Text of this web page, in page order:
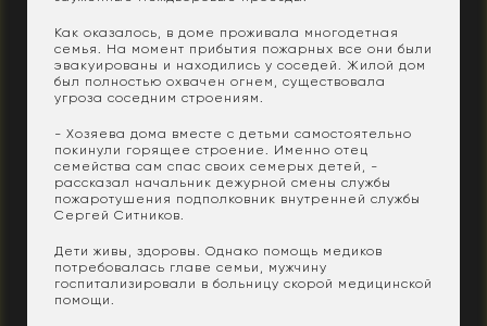
Как оказалось, в доме проживала многодетная
семья. На момент прибытия пожарных все они были
эвакуированы и находились у соседей. Жилой дом
был полностью охвачен огнем, существовала
угроза соседним строениям.
- Хозяева дома вместе с детьми самостоятельно
покинули горящее строение. Именно отец
семейства сам спас своих семерых детей, -
рассказал начальник дежурной смены службы
пожаротушения подполковник внутренней службы
Сергей Ситников.
Дети живы, здоровы. Однако помощь медиков
потребовалась главе семьи, мужчину
госпитализировали в больницу скорой медицинской
помощи.